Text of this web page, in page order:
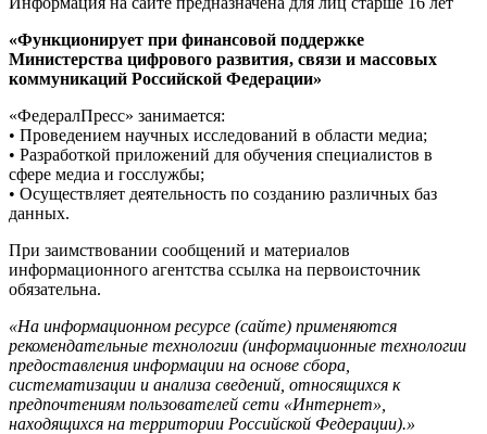
«Функционирует при финансовой поддержке
Министерства цифрового развития, связи и массовых
коммуникаций Российской Федерации»
«ФедералПресс» занимается:
• Проведением научных исследований в области медиа;
• Разработкой приложений для обучения специалистов в
сфере медиа и госслужбы;
• Осуществляет деятельность по созданию различных баз
данных.
При заимствовании сообщений и материалов
информационного агентства ссылка на первоисточник
обязательна.
«На информационном ресурсе (сайте) применяются
рекомендательные технологии (информационные технологии
предоставления информации на основе сбора,
систематизации и анализа сведений, относящихся к
предпочтениям пользователей сети «Интернет»,
находящихся на территории Российской Федерации).»